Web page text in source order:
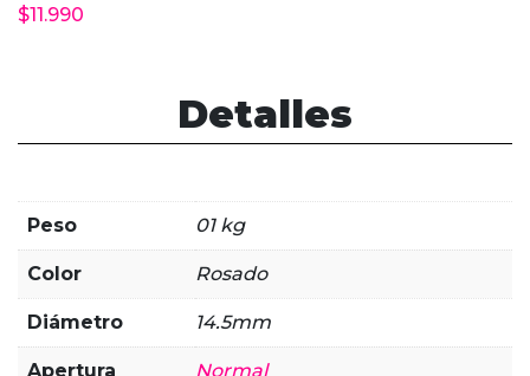
$11.990
Detalles
Peso 01 kg
Color Rosado
Diámetro 14.5mm
Apertura Normal